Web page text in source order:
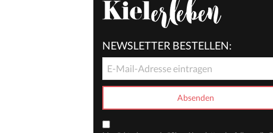
NEWSLETTER BESTELLEN: